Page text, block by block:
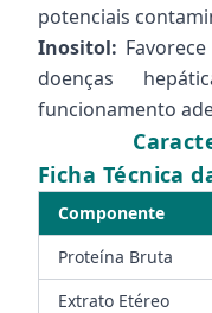
potenciais
Inositol:
doenças
funcionamento
Ficha Técnica
Componente
Proteína Bruta
Extrato Etéreo